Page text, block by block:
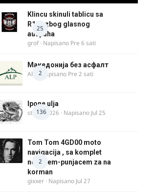
25
Klincu skinuli tablicu sa
R125 zbog glasnog
auspuha
grof· Napisano Pre 6 sati
2
Македонија без асфалт
Alp · Napisano Pre 2 sati
136
Ipone ulja
stryker_026 · Napisano Jul 25
2
Tom Tom 4GD00 moto
navigacija , sa komplet
nosacem-punjacem za na
korman
gixxer · Napisano Jul 27